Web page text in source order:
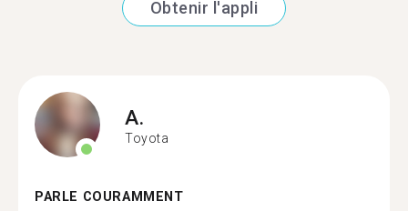
Obtenir l'appli
A.
Toyota
PARLE COURAMMENT